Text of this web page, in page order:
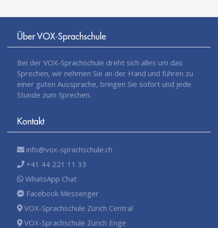
Über VOX-Sprachschule
Bei der VOX-Sprachschule dreht sich alles um das
Sprechen, wir nehmen Sie an der Hand und führen zu
einer guten Aussprache, bringen Sie sofort und jede
Stunde zum Sprechen.
Kontakt
info@vox-sprachschule.ch
+41 44 221 11 33
WhatsApp Chat
Facebook Messenger
VOX-Sprachschule Zürich Central
VOX-Sprachschule Zürich Enge